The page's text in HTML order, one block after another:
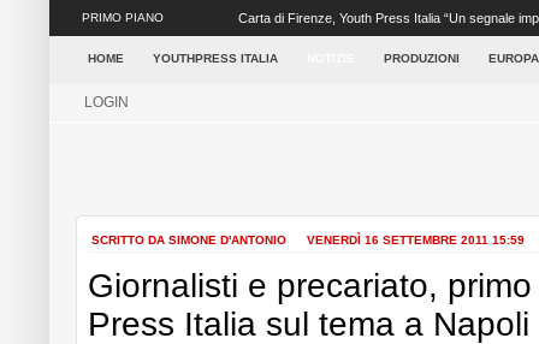
PRIMO PIANO Carta di Firenze, Youth Press Italia “Un segnale
giornalisti, oltre...
HOME YOUTHPRESS ITALIA PRODUZIONI
LOGIN
SCRITTO DA SIMONE D'ANTONIO VENERDÌ 16 SETTEMBRE 2011 15:59
Giornalisti e precariato,
Press Italia sul tema a Napoli